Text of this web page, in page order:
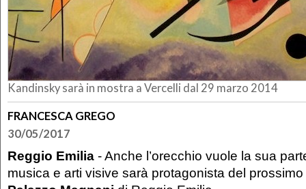
Kandinsky sarà in mostra a Vercelli dal 29 marzo 2014
FRANCESCA GREGO
30/05/2017
Reggio Emilia - Anche l’orecchio vuole la sua
musica e arti visive sarà protagonista del